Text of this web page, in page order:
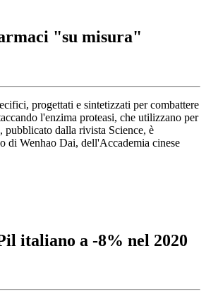
"su misura"
progettati e sintetizzati per combattere
l'enzima proteasi, che utilizzano per
dalla rivista Science, è
di Wenhao Dai, dell'Accademia cinese
italiano a -8% nel 2020